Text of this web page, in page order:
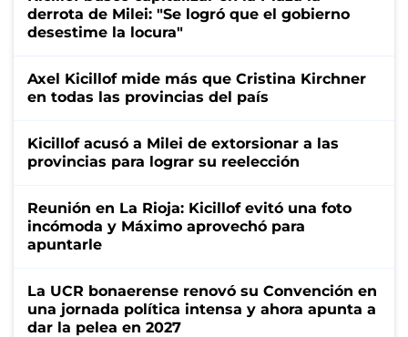
derrota de Milei: "Se logró que el gobierno
desestime la locura"
Axel Kicillof mide más que Cristina Kirchner
en todas las provincias del país
Kicillof acusó a Milei de extorsionar a las
provincias para lograr su reelección
Reunión en La Rioja: Kicillof evitó una foto
incómoda y Máximo aprovechó para
apuntarle
La UCR bonaerense renovó su Convención en
una jornada política intensa y ahora apunta a
dar la pelea en 2027